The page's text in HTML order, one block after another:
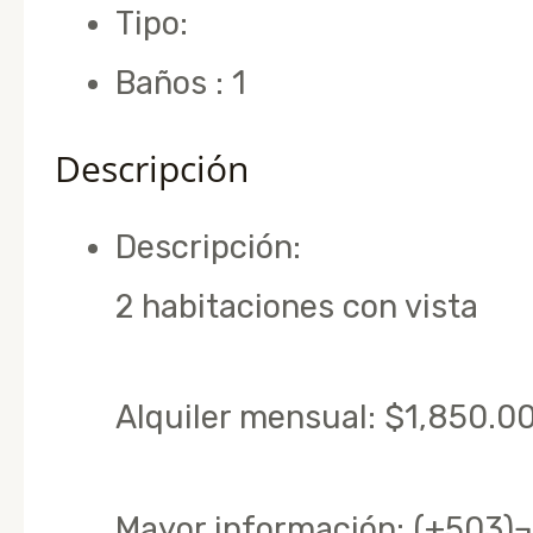
Tipo:
Baños : 1
Descripción
Descripción:
2 habitaciones con vista
Alquiler mensual: